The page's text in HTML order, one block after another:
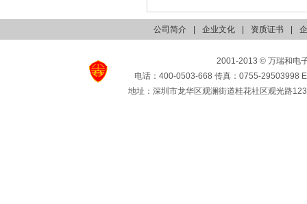
公司简介 企业文化 资质证书
2001-2013 © 万瑞和电
电话：400-0503-668 传真：0755-29503998
地址：深圳市龙华区观澜街道桂花社区观光路